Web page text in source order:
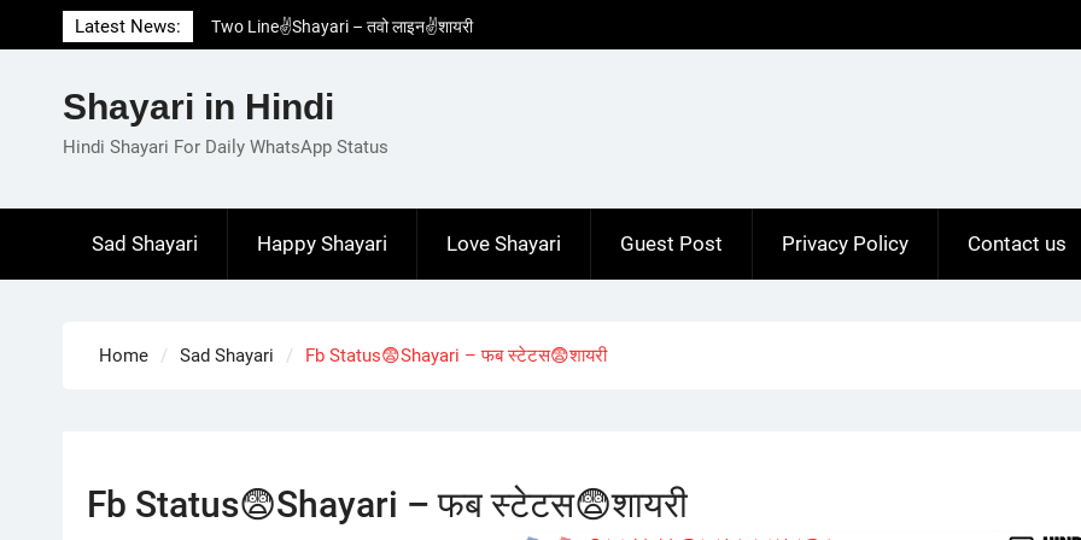
to
Latest News:
Two Line✌️Shayari – तवो लाइन✌️शायरी
Love😓Lines In Hindi – लव😓लाइन्स इन हिंदी
Love🥳Poetry In Hindi – लव🥳पोएट्री इन हिंदी
1 Line☝️Shayari In Hindi – १ लाइन☝️शायरी इन
Shayari in Hindi
Hindi Shayari For Daily WhatsApp Status
Sad Shayari Happy Shayari Love Shayari Guest Post Privacy Policy Contact us
Home Sad Shayari Fb Status😨Shayari – फब स्टेटस😨शायरी
Fb Status😨Shayari – फब स्टेटस😨शायरी